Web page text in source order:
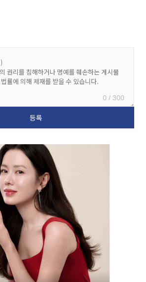
0 / 300